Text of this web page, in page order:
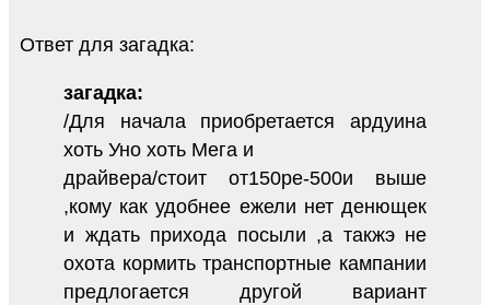
Ответ для загадка:
загадка:
/Для начала приобретается ардуина
хоть Уно хоть Мега и
драйвера/стоит от150ре-500и выше
,кому как удобнее ежели нет денющек
и ждать прихода посыли ,а такжэ не
охота кормить транспортные кампании
предлогается другой вариант